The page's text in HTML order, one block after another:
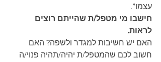
עצמו”.
חישבו מי מטפל/ת שהייתם רוצים
לראות.
האם יש חשיבות למגדר ולשפה? האם
חשוב לכם שהמטפל/ת יהיה/תהיה פנוי/ה